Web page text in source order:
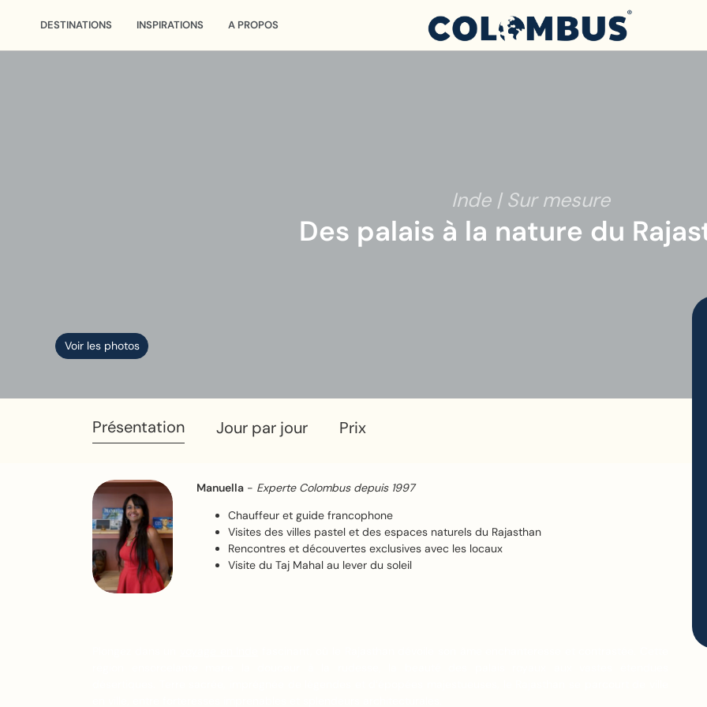
DESTINATIONS INSPIRATIONS A PROPOS
Inde | Sur mesure
Des palais à la nature du
Voir les photos
Présentation Jour par jour Prix
Manuella - Experte Colombus depuis 1997
Chauffeur et guide francophone
Visites des villes pastel et des espaces naturels du Rajasthan
Rencontres et découvertes exclusives avec les locaux
Visite du Taj Mahal au lever du soleil